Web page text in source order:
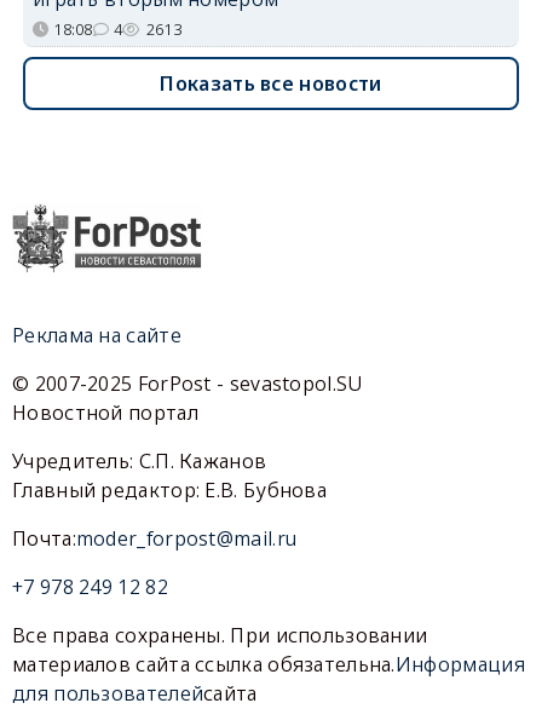
18:08 4 2613
Показать все новости
Реклама на сайте
© 2007-2025 ForPost - sevastopol.SU
Новостной портал
Учредитель: С.П. Кажанов
Главный редактор: Е.В. Бубнова
Почта:moder_forpost@mail.ru
+7 978 249 12 82
Все права сохранены. При использовании
материалов сайта ссылка обязательна.Информация
для пользователейсайта